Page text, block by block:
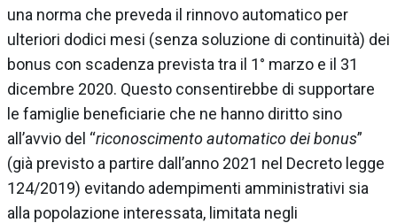
una norma che preveda il rinnovo automatico per
ulteriori dodici mesi (senza soluzione di continuità) dei
bonus con scadenza prevista tra il 1° marzo e il 31
dicembre 2020. Questo consentirebbe di supportare
le famiglie beneficiarie che ne hanno diritto sino
all’avvio del “riconoscimento automatico dei bonus”
(già previsto a partire dall’anno 2021 nel Decreto legge
124/2019) evitando adempimenti amministrativi sia
alla popolazione interessata, limitata negli